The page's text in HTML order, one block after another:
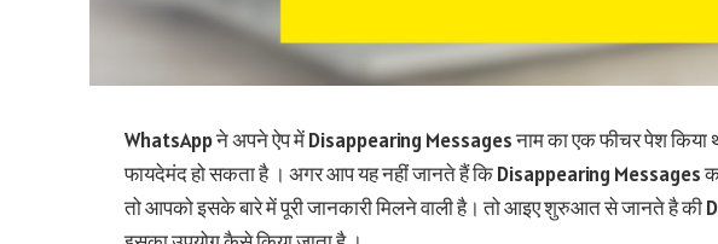
WhatsApp ने अपने ऐप में Disappearing Messages नाम का एक फीचर पेश किया
फायदेमंद हो सकता है । अगर आप यह नहीं जानते हैं कि Disappearing Messages
तो आपको इसके बारे में पूरी जानकारी मिलने वाली है। तो आइए शुरुआत से जानते है